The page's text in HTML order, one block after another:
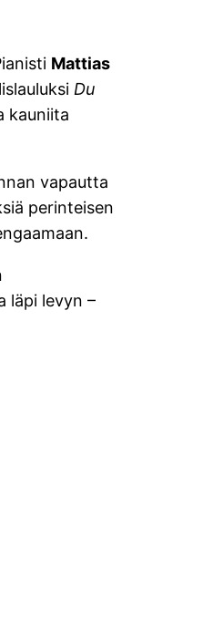
Mattias
Du
kauniita
vapautta
perinteisen
läpi levyn –